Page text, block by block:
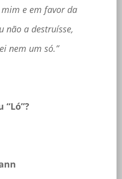
e em favor da
não a destruísse,
nem um só.”
“Ló”?